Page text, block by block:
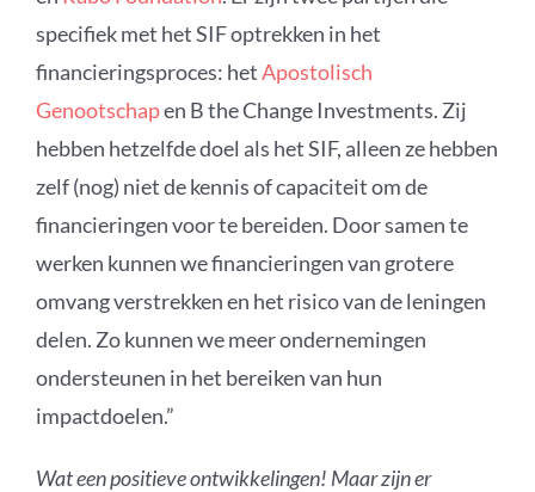
specifiek met het SIF optrekken in het
financieringsproces: hetApostolisch
Genootschapen BtheChange Investments. Zij
hebben hetzelfde doel als het SIF, alleen ze hebben
zelf (nog) niet de kennis ofcapaciteit om de
financieringen voor te bereiden. Door samen te
werken kunnen we financieringen van grotere
omvang verstrekken en het risico van de leningen
delen. Zo kunnen we meer ondernemingen
ondersteunen in het bereiken van hun
impactdoelen.”
Wat een positieve ontwikkelingen! Maar zijn er